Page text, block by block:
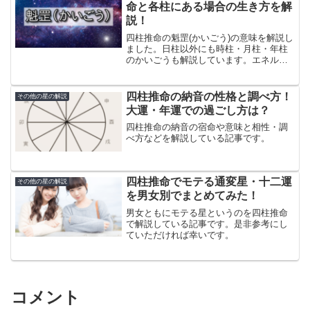
命と各柱にある場合の生き方を解
説！
四柱推命の魁罡(かいごう)の意味を解説し
ました。日柱以外にも時柱・月柱・年柱
のかいごうも解説しています。エネルギ
あります。魁罡を持つ有名人・芸能人も
調べてみました。
その他の星の解説
四柱推命の納音の性格と調べ方！
大運・年運での過ごし方は？
四柱推命の納音の宿命や意味と相性・調
べ方などを解説している記事です。
その他の星の解説
四柱推命でモテる通変星・十二運
を男女別でまとめてみた！
男女ともにモテる星というのを四柱推命
で解説している記事です。是非参考にし
ていただければ幸いです。
コメント